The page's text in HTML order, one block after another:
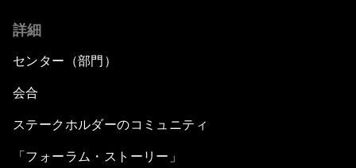
詳細
センター（部門）
会合
ステークホルダーのコミュニティ
「フォーラム・ストーリー」